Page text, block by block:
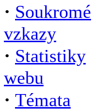
· Soukromé
vzkazy
· Statistiky
webu
· Témata